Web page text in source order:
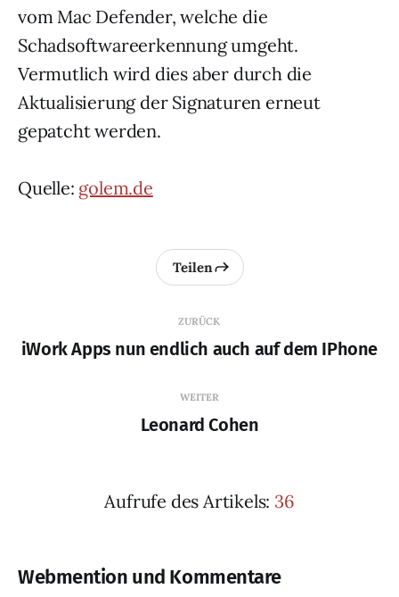
vom Mac Defender, welche die
Schadsoftwareerkennung umgeht.
Vermutlich wird dies aber durch die
Aktualisierung der Signaturen erneut
gepatcht werden.
Quelle: golem.de
ZURÜCK
iWork Apps nun endlich auch auf dem IPhone
Teilen
WEITER
Leonard Cohen
Aufrufe des Artikels: 36
Webmention und Kommentare